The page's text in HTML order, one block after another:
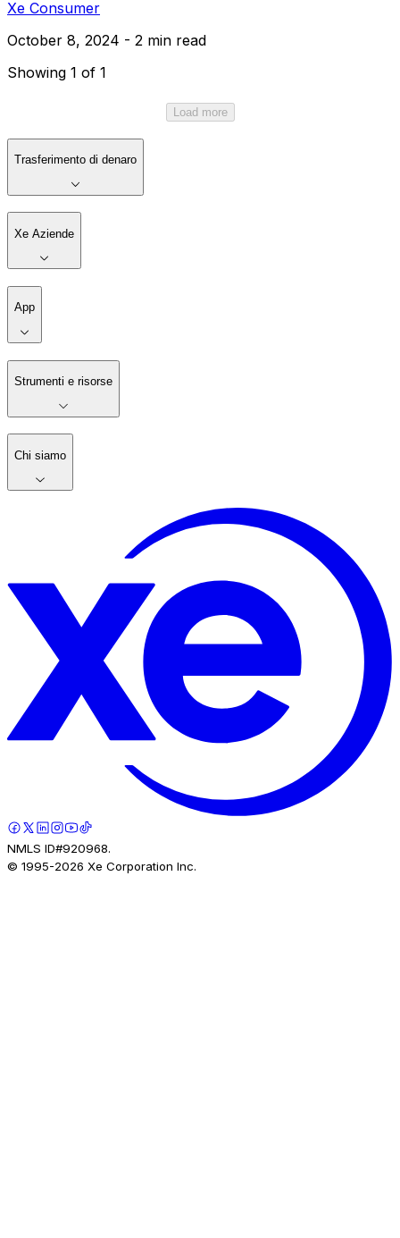
Xe Consumer
October 8, 2024 - 2 min read
Showing 1 of 1
Load more
Trasferimento di denaro
Xe Aziende
App
Strumenti e risorse
Chi siamo
NMLS ID#920968.
© 1995-2026 Xe Corporation Inc.